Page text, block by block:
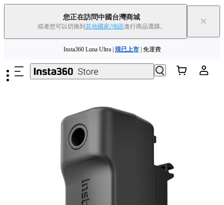
您正在訪問中國台灣商城
或者您可以切換到 其他國家/地區進行商品選購。 ×
Insta360 Luna Ultra | 現已上市| 免運費
舊機換新機，享現金回饋或優惠券 了解更多